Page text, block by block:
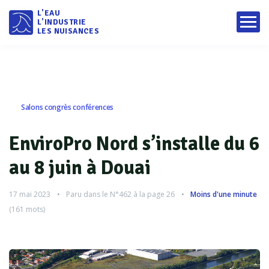
L'EAU
L'INDUSTRIE
LES NUISANCES
Salons congrès conférences
EnviroPro Nord s’installe du 6
au 8 juin à Douai
17 mai 2023 Paru dans le N°462 à la page 26
Moins d'une minute
(161 mots)